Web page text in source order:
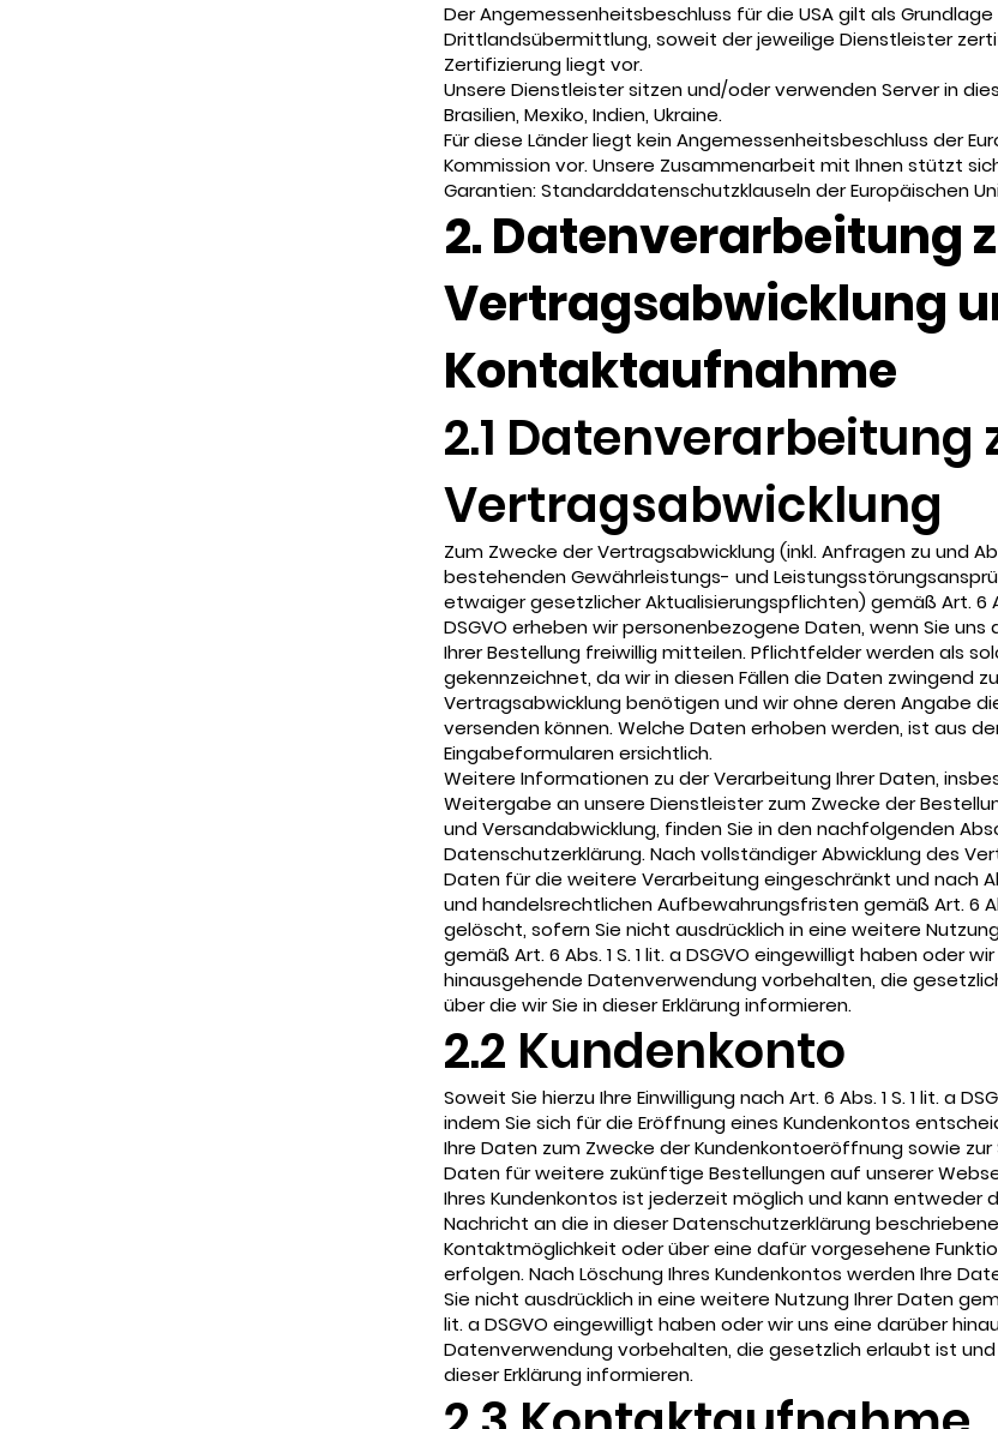
Der Angemessenheitsbeschluss für die USA gilt als
Drittlandsübermittlung, soweit der jeweilige Dienstleister
Zertifizierung liegt vor.
Unsere Dienstleister sitzen und/oder verwenden Server in
Brasilien, Mexiko, Indien, Ukraine.
Für diese Länder liegt kein Angemessenheitsbeschluss der
Kommission vor. Unsere Zusammenarbeit mit Ihnen stützt
Garantien: Standarddatenschutzklauseln der Europäischen
2. Datenverarbeitung
Vertragsabwicklung
Kontaktaufnahme
2.1 Datenverarbeitung
Vertragsabwicklung
Zum Zwecke der Vertragsabwicklung (inkl. Anfragen zu und
bestehenden Gewährleistungs- und
etwaiger gesetzlicher Aktualisierungspflichten) gemäß Art. 6
DSGVO erheben wir personenbezogene Daten, wenn Sie uns
Ihrer Bestellung freiwillig mitteilen. Pflichtfelder werden als
gekennzeichnet, da wir in diesen Fällen die Daten zwingend
Vertragsabwicklung benötigen und wir ohne deren Angabe
versenden können. Welche Daten erhoben werden, ist aus
Eingabeformularen ersichtlich.
Weitere Informationen zu der Verarbeitung Ihrer Daten,
Weitergabe an unsere Dienstleister zum Zwecke der
und Versandabwicklung, finden Sie in den nachfolgenden
Datenschutzerklärung. Nach vollständiger Abwicklung des
Daten für die weitere Verarbeitung eingeschränkt und nach
und handelsrechtlichen Aufbewahrungsfristen gemäß Art. 6
gelöscht, sofern Sie nicht ausdrücklich in eine weitere
gemäß Art. 6 Abs. 1 S. 1 lit. a DSGVO eingewilligt haben oder
hinausgehende Datenverwendung vorbehalten, die
über die wir Sie in dieser Erklärung informieren.
2.2 Kundenkonto
Soweit Sie hierzu Ihre Einwilligung nach Art. 6 Abs. 1 S. 1 lit. a
indem Sie sich für die Eröffnung eines Kundenkontos
Ihre Daten zum Zwecke der Kundenkontoeröffnung sowie zur
Daten für weitere zukünftige Bestellungen auf unserer
Ihres Kundenkontos ist jederzeit möglich und kann entweder
Nachricht an die in dieser Datenschutzerklärung beschriebene
Kontaktmöglichkeit oder über eine dafür vorgesehene
erfolgen. Nach Löschung Ihres Kundenkontos werden Ihre
Sie nicht ausdrücklich in eine weitere Nutzung Ihrer Daten
lit. a DSGVO eingewilligt haben oder wir uns eine darüber
Datenverwendung vorbehalten, die gesetzlich erlaubt ist und
dieser Erklärung informieren.